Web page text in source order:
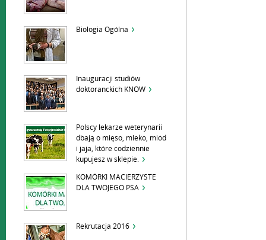
Biologia Ogólna
Inauguracji studiów
doktoranckich KNOW
Polscy lekarze weterynarii
dbają o mięso, mleko, miód
i jaja, które codziennie
kupujesz w sklepie.
KOMÓRKI MACIERZYSTE
DLA TWOJEGO PSA
Rekrutacja 2016